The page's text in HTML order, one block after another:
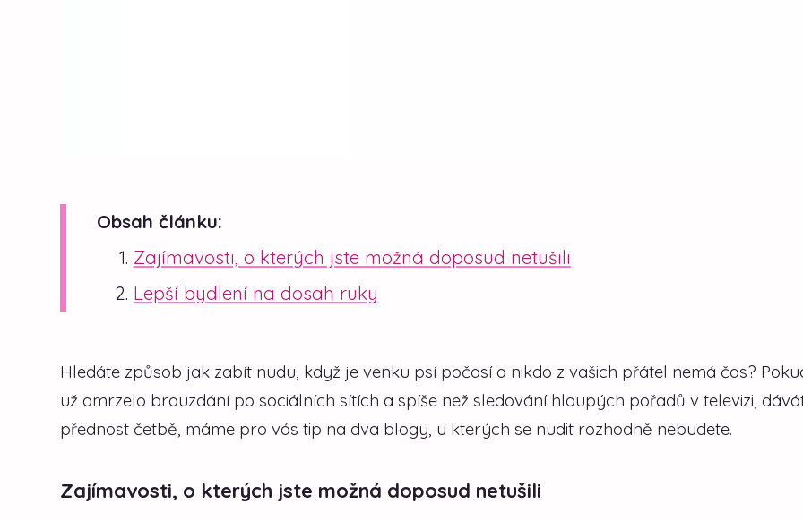
Obsah článku:
Zajímavosti, o kterých jste možná doposud netušili
Lepší bydlení na dosah ruky
Hledáte způsob jak zabít nudu, když je venku psí počasí a nikdo z vašich přátel nemá čas?
už omrzelo brouzdání po sociálních sítích a spíše než sledování hloupých pořadů v televizi,
přednost četbě, máme pro vás tip na dva blogy, u kterých se nudit rozhodně nebudete.
Zajímavosti, o kterých jste možná doposud netušili